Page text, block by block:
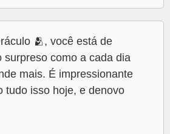
🫂, você está de
surpreso como a cada dia
mais. É impressionante
tudo isso hoje, e denovo